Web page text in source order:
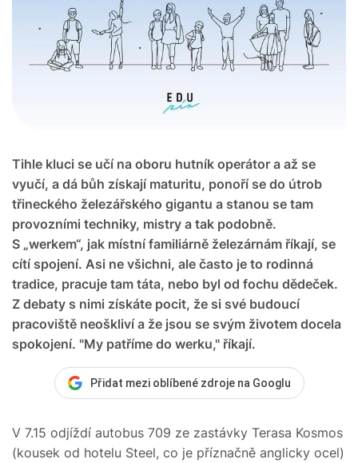
Tihle kluci se učí na oboru hutník operátor a až se
vyučí, a dá bůh získají maturitu, ponoří se do útrob
třineckého železářského gigantu a stanou se tam
provozními techniky, mistry a tak podobně.
S „werkem“, jak místní familiárně železárnám říkají, se
cítí spojení. Asi ne všichni, ale často je to rodinná
tradice, pracuje tam táta, nebo byl od fochu dědeček.
Z debaty s nimi získáte pocit, že si své budoucí
pracoviště neoškliví a že jsou se svým životem docela
spokojení. "My patříme do werku," říkají.
Přidat mezi oblíbené zdroje na Googlu
V 7.15 odjíždí autobus 709 ze zastávky Terasa Kosmos
(kousek od hotelu Steel, co je příznačně anglicky ocel)